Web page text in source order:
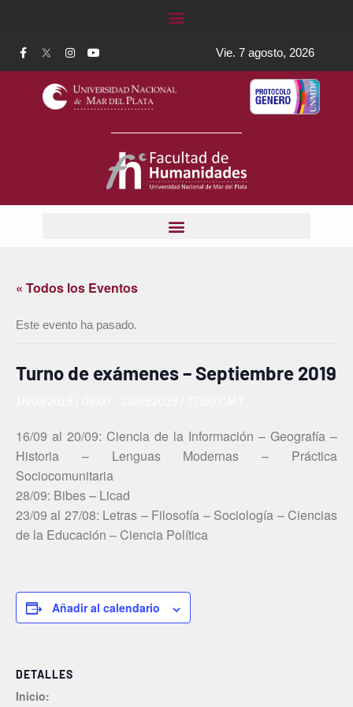
Vie. 7 agosto, 2026
« Todos los Eventos
Este evento ha pasado.
Turno de exámenes – Septiembre 2019
16/09 al 20/09: Ciencia de la Información – Geografía –
Historia – Lenguas Modernas – Práctica
Sociocomunitaria
28/09: Bibes – Licad
23/09 al 27/08: Letras – Filosofía – Sociología – Ciencias
de la Educación – Ciencia Política
Añadir al calendario
DETALLES
Inicio: